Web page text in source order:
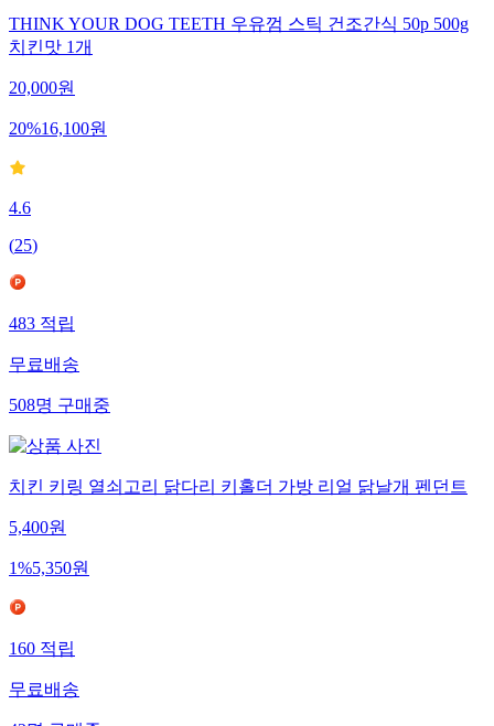
THINK YOUR DOG TEETH 우유껌 스틱 건조간식 50p 500g
치킨맛 1개
20,000원
20%16,100원
4.6
(25)
483적립
무료배송
508명구매중
치킨 키링 열쇠고리 닭다리 키홀더 가방 리얼 닭날개 펜던트
5,400원
1%5,350원
160적립
무료배송